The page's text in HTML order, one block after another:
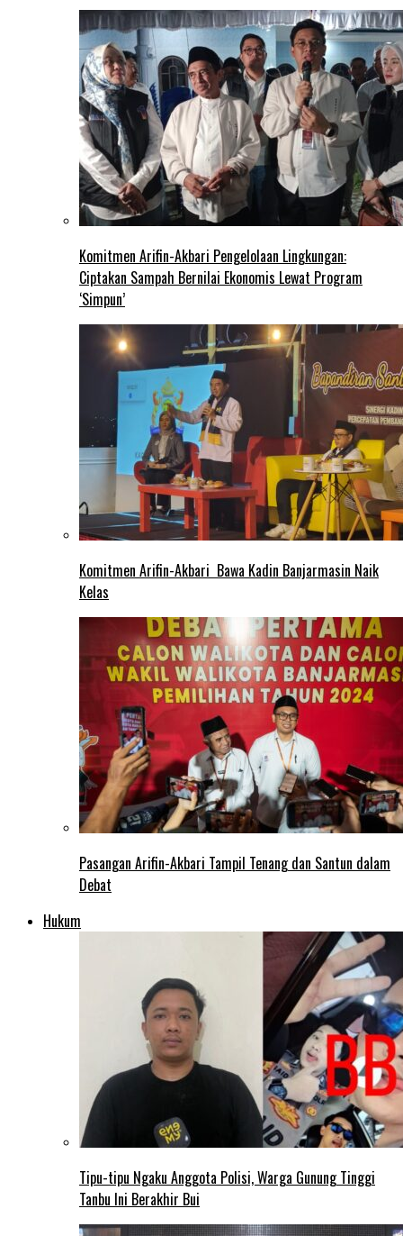
Komitmen Arifin-Akbari Pengelolaan Lingkungan:
Ciptakan Sampah Bernilai Ekonomis Lewat Program
‘Simpun’
Komitmen Arifin-Akbari Bawa Kadin Banjarmasin Naik
Kelas
Pasangan Arifin-Akbari Tampil Tenang dan Santun dalam
Debat
Hukum
Tipu-tipu Ngaku Anggota Polisi, Warga Gunung Tinggi
Tanbu Ini Berakhir Bui